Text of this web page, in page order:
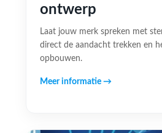
ontwerp
Laat jouw merk spreken met
direct de aandacht trekken en
opbouwen.
Meer informatie →